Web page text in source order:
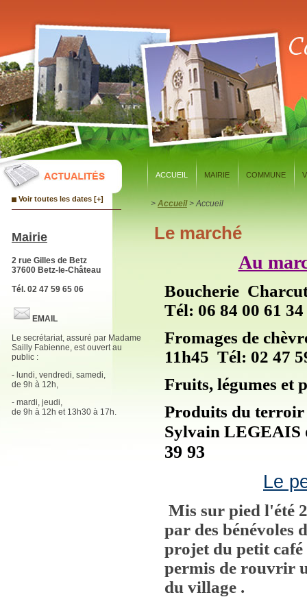
ACCUEIL MAIRIE COMMUNE
Voir toutes les dates [+]
Mairie
2 rue Gilles de Betz
37600 Betz-le-Château
Tél. 02 47 59 65 06
EMAIL
Le secrétariat, assuré par Madame
Sailly Fabienne, est ouvert au
public :
- lundi, vendredi, samedi,
de 9h à 12h,
- mardi, jeudi,
de 9h à 12h et 13h30 à 17h.
> Accueil> Accueil
Le marché
Au
Boucherie
Tél: 06 84 00 61 34
Fromages de
11h45 Tél: 02 47
Fruits, légumes et
Produits du
Sylvain LEGEAIS
39 93
Le
Mis sur pied l'été
par des bénévoles
projet du petit
permis de rouvrir
du village .